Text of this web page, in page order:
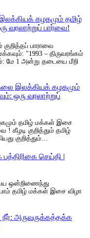
கழகமும் தமிழ்
வரலாற்றுப் பார்வை!
பாராவை
"1993 – திருவரங்கம்
மே 1 அன்று தடையை மீறி
இலக்கியக் கழகமும்
ஒரு வரலாற்றுப்
தமிழ் மக்கள் இசை
! கீழடி குறித்தும் தமிழ்
குறித்தும்…
செய்தி |
ஒன்றிணைந்து
தமிழ் மக்கள் இசை விழா
நீர்: அருவருக்கத்தக்க